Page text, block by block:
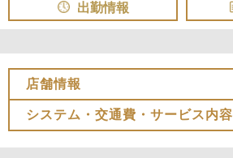
出勤情報
店舗情報
システム・交通費・サービス内容